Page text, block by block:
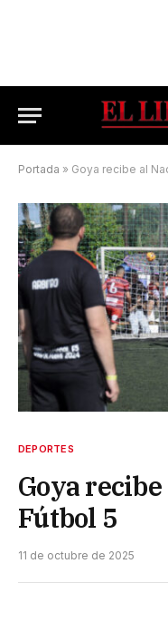
Portada » Goya recibe al
DEPORTES
Goya
Fútbol 5
11 de octubre de 2025